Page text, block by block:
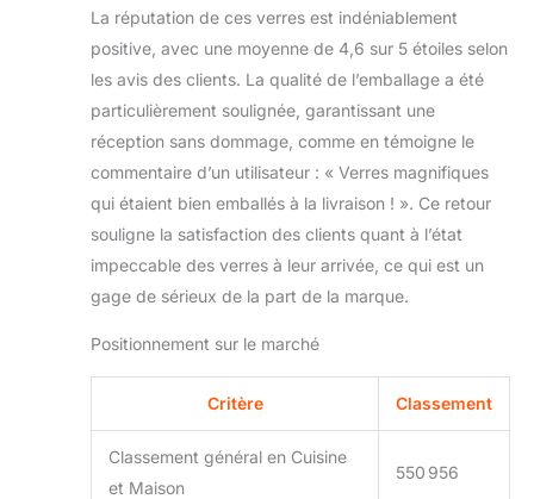
La réputation de ces verres est indéniablement
positive, avec une moyenne de 4,6 sur 5 étoiles selon
les avis des clients. La qualité de l’emballage a été
particulièrement soulignée, garantissant une
réception sans dommage, comme en témoigne le
commentaire d’un utilisateur : « Verres magnifiques
qui étaient bien emballés à la livraison ! ». Ce retour
souligne la satisfaction des clients quant à l’état
impeccable des verres à leur arrivée, ce qui est un
gage de sérieux de la part de la marque.
Positionnement sur le marché
Critère Classement
Classement général en Cuisine
et Maison
550 956